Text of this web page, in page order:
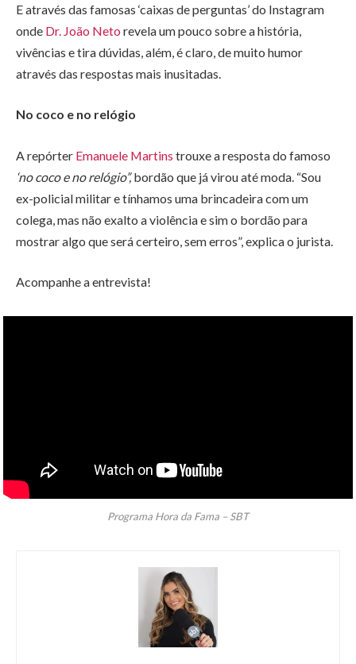
E através das famosas ‘caixas de perguntas’ do Instagram
onde Dr. João Neto revela um pouco sobre a história,
vivências e tira dúvidas, além, é claro, de muito humor
através das respostas mais inusitadas.
No coco e no relógio
A repórter Emanuele Martins trouxe a resposta do famoso
‘no coco e no relógio”,bordão que já virou até moda. “Sou
ex-policial militar e tínhamos uma brincadeira com um
colega, mas não exalto a violência e sim o bordão para
mostrar algo que será certeiro, sem erros”, explica o jurista.
Acompanhe a entrevista!
Programa Hora da Fama – SBT